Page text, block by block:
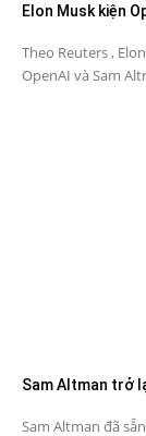
Elon Musk kiện
Theo Reuters ,
OpenAI và Sam
Sam Altman trở
Sam Altman đã